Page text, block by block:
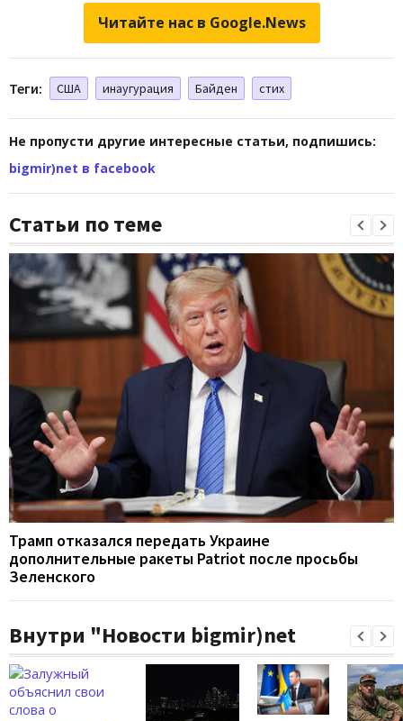
Читайте нас в Google.News
Теги: США инаугурация Байден стих
Не пропусти другие интересные статьи, подпишись:
bigmir)net в facebook
Статьи по теме
Трамп отказался передать Украине
дополнительные ракеты Patriot после просьбы
Зеленского
Внутри "Новости bigmir)net